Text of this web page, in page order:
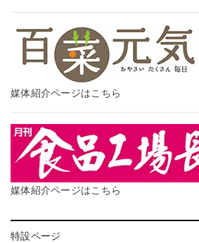
媒体紹介ページはこちら
媒体紹介ページはこちら
特設ページ